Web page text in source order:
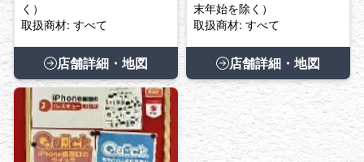
く）
取扱商材: すべて
店舗詳細・地図
末年始を除く）
取扱商材: すべて
店舗詳細・地図